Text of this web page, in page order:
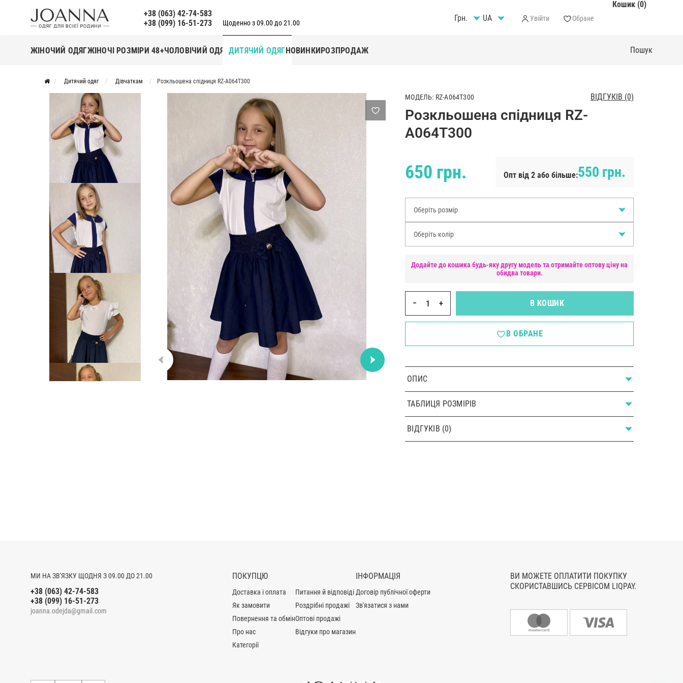
+38 (063) 42-74-583
+38 (099) 16-51-273
Щоденно з 09.00 до 21.00 Грн. Увійти Обране
Кошик (0)
ЖІНОЧИЙ ОДЯГЖІНОЧІ РОЗМІРИ 48+ЧОЛОВІЧИЙ ОДЯГ ДИТЯЧИЙ ОДЯГНОВИНКИРОЗПРОДАЖ
Дитячий одяг Дівчаткам Розкльошена спідниця RZ-A064T300
МОДЕЛЬ: RZ-A064T300 ВІДГУКІВ (0)
Розкльошена спідниця RZ-
A064T300
650 грн. Опт від 2 або більше:550 грн.
Оберіть розмір
Оберіть колір
Додайте до кошика будь-яку другу модель та отримайте оптову ціну на
обидва товари.
− + В КОШИК
В ОБРАНЕ
ОПИС
ТАБЛИЦЯ РОЗМІРІВ
ВІДГУКІВ (0)
МИ НА ЗВ'ЯЗКУ ЩОДНЯ З 09.00 ДО 21.00
+38 (063) 42-74-583
+38 (099) 16-51-273
joanna.odejda@gmail.com
ПОКУПЦЮ
Доставка і оплата
Як замовити
Повернення та обмін
Про нас
Категорії
Питання й відповіді
Роздрібні продажі
Оптові продажі
Відгуки про магазин
ІНФОРМАЦІЯ
Договір публічної оферти
Зв'язатися з нами
ВИ МОЖЕТЕ ОПЛАТИТИ ПОКУПКУ
СКОРИСТАВШИСЬ СЕРВІСОМ LIQPAY.